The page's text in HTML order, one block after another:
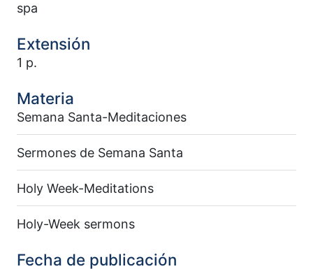
spa
Extensión
1 p.
Materia
Semana Santa-Meditaciones
Sermones de Semana Santa
Holy Week-Meditations
Holy-Week sermons
Fecha de publicación